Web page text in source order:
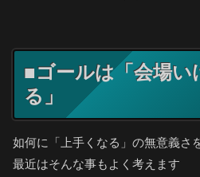
■ゴールは「会場い
る」
如何に「上手くなる」の無意義さ
最近はそんな事もよく考えます